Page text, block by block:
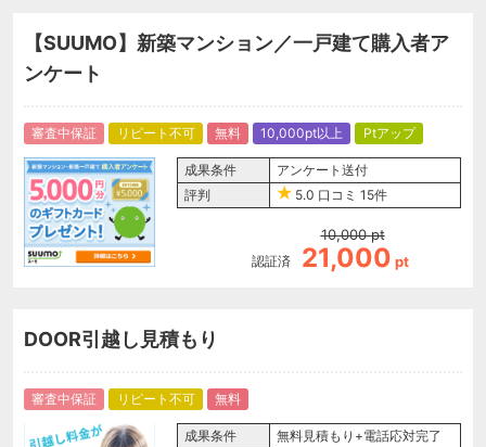
【SUUMO】新築マンション／一戸建て購入者ア
ンケート
審査中保証 リピート不可 無料 10,000pt以上 Ptアップ
成果条件
アンケート送付
評判
5.0 口コミ 15件
認証済
10,000 pt
21,000 pt
DOOR引越し見積もり
審査中保証 リピート不可 無料
成果条件
無料見積もり+電話応対完了